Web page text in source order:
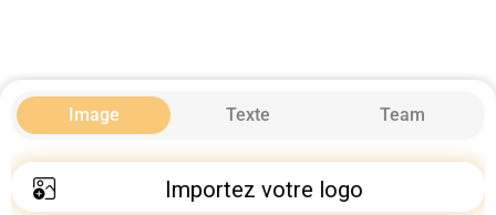
Image Texte Team
Importez votre logo